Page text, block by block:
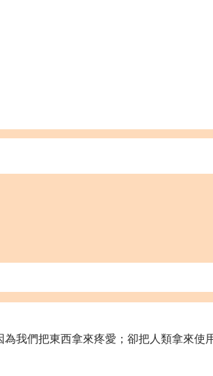
我們把東西拿來疼愛；卻把人類拿來使